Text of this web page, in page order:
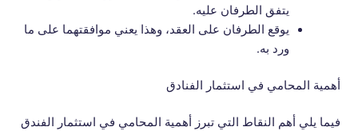
يتفق الطرفان عليه.
يوقع الطرفان على العقد، وهذا يعني موافقتهما على ما
ورد به.
أهمية المحامي في استثمار الفنادق
فيما يلي أهم النقاط التي تبرز أهمية المحامي في استثمار الفندق